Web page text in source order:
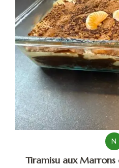
N
Tiramisu aux Marrons